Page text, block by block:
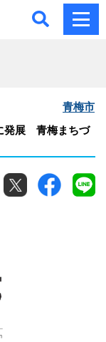
西多摩の
発展 青梅まちづ
青梅市